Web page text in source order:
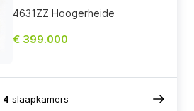
4631ZZ Hoogerheide
€ 399.000
4 slaapkamers